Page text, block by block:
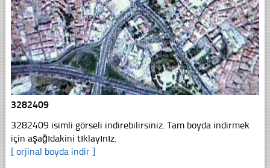
3282409
3282409 isimli görseli indirebilirsiniz. Tam boyda indirmek
için aşağıdakini tıklayınız.
[ orjinal boyda indir ]